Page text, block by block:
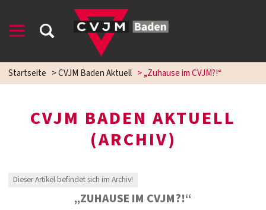
Startseite >CVJM Baden Aktuell >„Zuhause im CVJM?!“
CVJM BADEN AKTUELL
(ARCHIV)
Dieser Artikel befindet sich im Archiv!
„ZUHAUSE IM CVJM?!“